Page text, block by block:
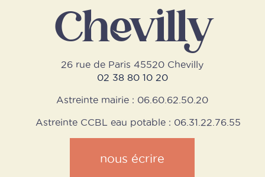
Chevilly
26 rue de Paris 45520 Chevilly
02 38 80 10 20
Astreinte mairie : 06.60.62.50.20
Astreinte CCBL eau potable : 06.31.22.76.55
nous écrire